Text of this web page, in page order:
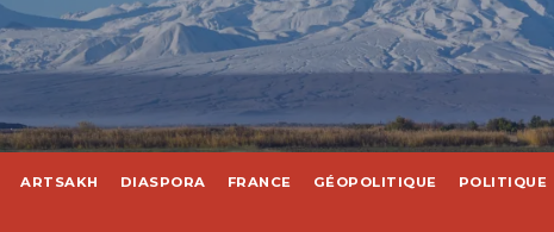
ARTSAKH DIASPORA FRANCE GÉOPOLITIQUE POLITIQUE